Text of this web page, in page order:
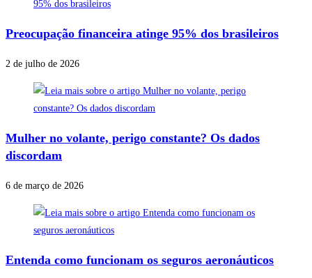
Preocupação financeira atinge 95% dos brasileiros
2 de julho de 2026
Mulher no volante, perigo constante? Os dados
discordam
6 de março de 2026
Entenda como funcionam os seguros aeronáuticos